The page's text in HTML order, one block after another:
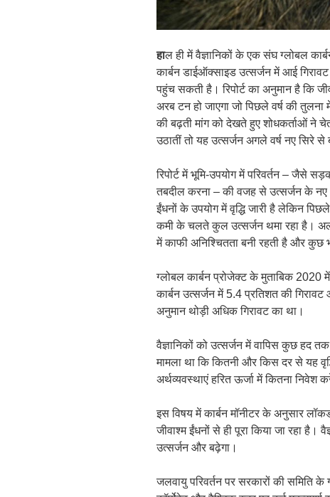
हाल ही में वैज्ञानिकों के एक संघ ग्लोबल
कार्बन डाईऑक्साइड उत्सर्जन में आई
पहुंच सकती है। रिपोर्ट का अनुमान है कि
अरब टन हो जाएगा जो पिछले वर्ष की
की बढ़ती मांग को देखते हुए शोधकर्ताओं ने
उठातीं तो यह उत्सर्जन अगले वर्ष नए सिरे से
रिपोर्ट में भूमि-उपयोग में परिवर्तन – जैसे
तबदील करना – की वजह से उत्सर्जन के नए
ईंधनों के उपयोग में वृद्धि जारी है लेकिन
कमी के चलते कुल उत्सर्जन थमा रहा है।
में काफी अनिश्चितता बनी रहती है और कुछ
ग्लोबल कार्बन प्रोजेक्ट के मुताबिक 2020
कार्बन उत्सर्जन में 5.4 प्रतिशत की
अनुमान थोड़ी अधिक गिरावट का था।
वैज्ञानिकों को उत्सर्जन में वापिस कुछ हद
मामला था कि कितनी और किस दर से यह
अर्थव्यवस्थाएं हरित ऊर्जा में कितना निवेश
इस विषय में कार्बन मॉनीटर के अनुसार
जीवाश्म ईंधनों से ही पूरा किया जा रहा है।
उत्सर्जन और बढ़ेगा।
जलवायु परिवर्तन पर सरकारों की समिति